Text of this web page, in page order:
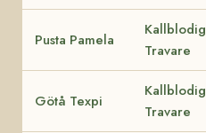
Pusta Pamela
Kallblodig
Travare
Götå Texpi
Kallblodig
Travare